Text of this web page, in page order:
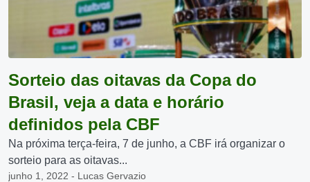
Sorteio das oitavas da Copa do
Brasil, veja a data e horário
definidos pela CBF
Na próxima terça-feira, 7 de junho, a CBF irá organizar o
sorteio para as oitavas...
junho 1, 2022 - Lucas Gervazio